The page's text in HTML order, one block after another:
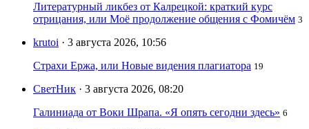
Литературный ликбез от Калрецкой: краткий курс
отрицания, или Моё продолжение общения с Фомичём 3
krutoi · 3 августа 2026, 10:56
Страхи Ержа, или Новые видения плагиатора 19
СветНик · 3 августа 2026, 08:20
Галиниада от Воки Шрапа. «Я опять сегодни здесь» 6